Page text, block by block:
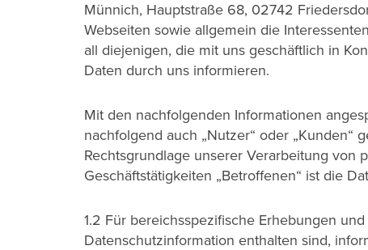
Münnich, Hauptstraße 68, 02742
Webseiten sowie allgemein die
all diejenigen, die mit uns geschäftlich in
Daten durch uns informieren.
Mit den nachfolgenden Informationen
nachfolgend auch „Nutzer“ oder „Kunden“
Rechtsgrundlage unserer Verarbeitung von
Geschäftstätigkeiten „Betroffenen“ ist die
1.2 Für bereichsspezifische Erhebungen
Datenschutzinformation enthalten sind,